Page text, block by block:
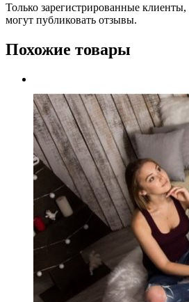
Только зарегистрированные
могут публиковать отзывы.
Похожие товары